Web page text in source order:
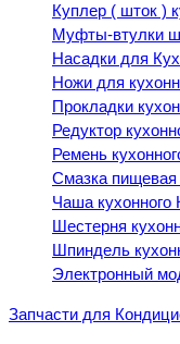
Куплер ( шток )
Муфты-втулки
Насадки для
Ножи для
Прокладки
Редуктор
Ремень
Смазка
Чаша кухонного
Шестерня
Шпиндель
Электронный
Запчасти для